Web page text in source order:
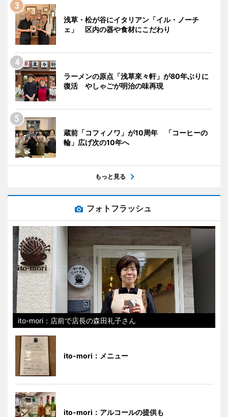
浅草・松が谷にイタリアン「イル・ノーチ
ェ」 区内の器や食材にこだわり
ラーメンの原点「浅草來々軒」が80年ぶりに
復活 やしゃごが明治の味再現
蔵前「コフィノワ」が10周年 「コーヒーの
輪」広げ次の10年へ
もっと見る
フォトフラッシュ
ito-mori：店前で店長の森田礼子さん
ito-mori：メニュー
ito-mori：アルコールの提供も